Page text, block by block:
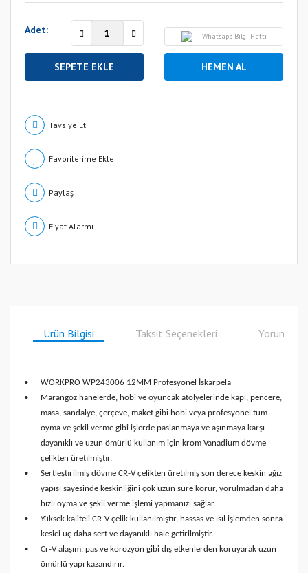
Adet:
Whatsapp Bilgi Hattı
SEPETE EKLE HEMEN AL
Tavsiye Et
Paylaş
Fiyat Alarmı
Ürün Bilgisi Taksit Seçenekleri Yorumlar
•
WORKPRO WP243006 12MM Profesyonel İskarpela
•
Marangoz hanelerde, hobi ve oyuncak atölyelerinde kapı, pencere,
masa, sandalye, çerçeve, maket gibi hobi veya profesyonel tüm
oyma ve şekil verme gibi işlerde paslanmaya ve aşınmaya karşı
dayanıklı ve uzun ömürlü kullanım için krom Vanadium dövme
çelikten üretilmiştir.
•
Sertleştirilmiş dövme CR-V çelikten üretilmiş son derece keskin ağız
yapısı sayesinde keskinliğini çok uzun süre korur, yorulmadan daha
hızlı oyma ve şekil verme işlemi yapmanızı sağlar.
•
Yüksek kaliteli CR-V çelik kullanılmıştır, hassas ve ısıl işlemden sonra
kesici uç daha sert ve dayanıklı hale getirilmiştir.
•
Cr-V alaşım, pas ve korozyon gibi dış etkenlerden koruyarak uzun
ömürlü yapı kazandırır.